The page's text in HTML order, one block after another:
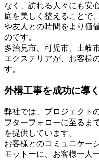
なく、訪れる人々にも安
庭を美しく整えることで
や友人との時間をより価
のです。
多治見市、可児市、土岐
エクステリアが、お客様
す。
外構工事を成功に導
弊社では、プロジェクト
フターフォローに至るま
を提供しています。
お客様とのコミュニケー
モットーに、お客様一人